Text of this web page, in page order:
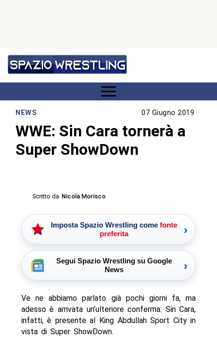
NEWS 07 Giugno 2019
WWE: Sin Cara tornerà a
Super ShowDown
Scritto da Nicola Morisco
Imposta Spazio Wrestling come fonte
preferita
›
Segui Spazio Wrestling su Google
News
›
Ve ne abbiamo parlato già pochi giorni fa, ma
adesso è arrivata un’ulteriore conferma: Sin Cara,
infatti, è presente al King Abdullah Sport City in
vista di Super ShowDown.